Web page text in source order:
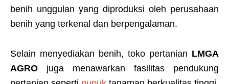
benih unggulan yang diproduksi oleh perusahaan
benih yang terkenal dan berpengalaman.
Selain menyediakan benih, toko pertanian LMGA
AGRO juga menawarkan fasilitas pendukung